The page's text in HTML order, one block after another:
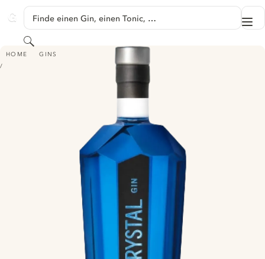
GINVENTORY
Finde einen Gin, einen Tonic, …
Suchen
HOME GINS
SWISS CRYSTAL GIN BLUE